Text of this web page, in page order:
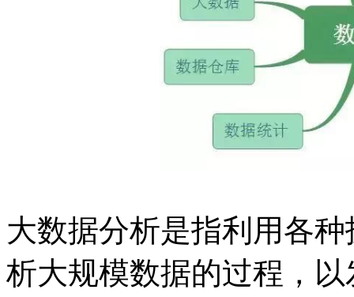
大数据分析是指利用各
析大规模数据的过程，